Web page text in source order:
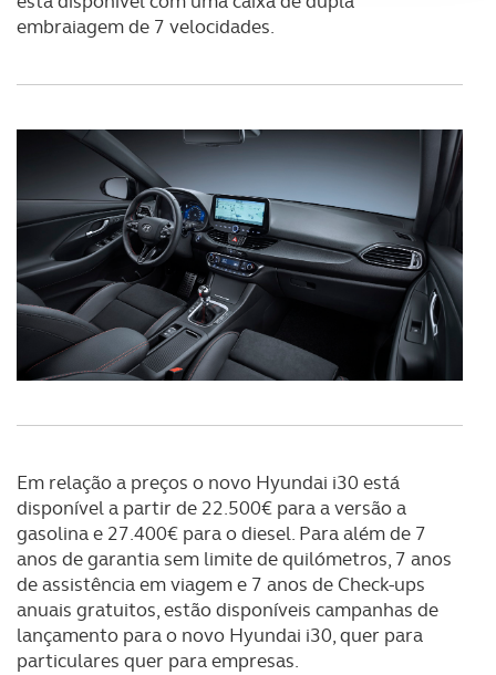
Adicionalmente partilhamos informação, relativa à sua
utilização do nosso site de publicidade e de análise, com
dados pessoais serão realizadas apenas com o seu
consentimento e quando tal se afigure estritamente
necessário no contexto dos serviços a prestar.
Realçamos que o bloqueio de certo tipo de Cookies e
tecnologias similares pode ter impacto na sua
experiência de navegação no Website e nos serviços
disponibilizados.
embraiagem de 7 velocidades.
Em relação a preços o novo Hyundai i30 está
disponível a partir de 22.500€ para a versão a
gasolina e 27.400€ para o diesel. Para além de 7
anos de garantia sem limite de quilómetros, 7 anos
de assistência em viagem e 7 anos de Check-ups
anuais gratuitos, estão disponíveis campanhas de
lançamento para o novo Hyundai i30, quer para
particulares quer para empresas.